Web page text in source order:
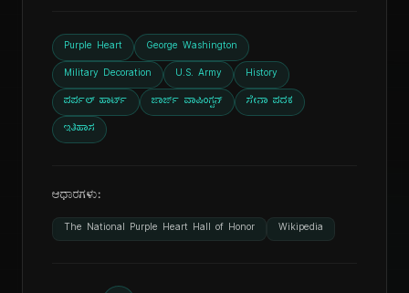
Purple Heart George Washington
Military Decoration U.S. Army History
ಪರ್ಪಲ್ ಹಾರ್ಟ್ ಜಾರ್ಜ್ ವಾಷಿಂಗ್ಟನ್ ಸೇನಾ ಪದಕ
ಇತಿಹಾಸ
ಆಧಾರಗಳು:
The National Purple Heart Hall of Honor Wikipedia